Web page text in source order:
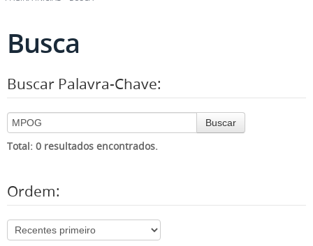
Busca
Buscar Palavra-Chave:
Buscar
Total: 0 resultados encontrados.
Ordem: